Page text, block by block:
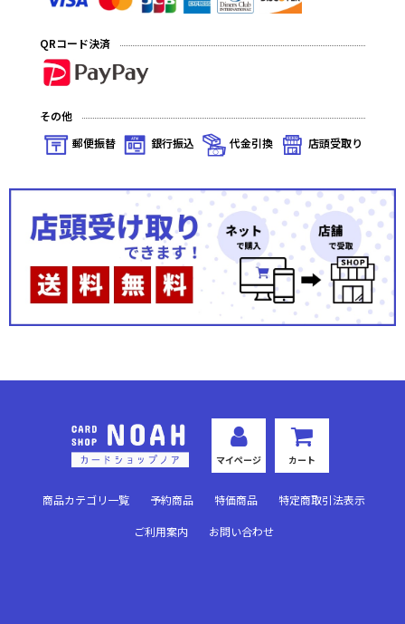
学園アイドルマスター Vol.2
魔都精兵のスレイブ
キングダム
ーズ
「東京喰種トーキョーグール」シリーズ
カグラバチ
To LOVEる-とらぶる- Memory of Heroines
ヱヴァンゲリヲン新劇場版
アークナイツ Vol.2
SAKAMOTO DAYS
〈物語〉シリーズ
るろうに剣心 －明治剣客浪漫譚－
QRコード決済
その他
郵便振替
銀行振込 代金引換 店頭受取り
マイページ カート
商品カテゴリ一覧 予約商品 特価商品 特定商取引法表示
ご利用案内 お問い合わせ